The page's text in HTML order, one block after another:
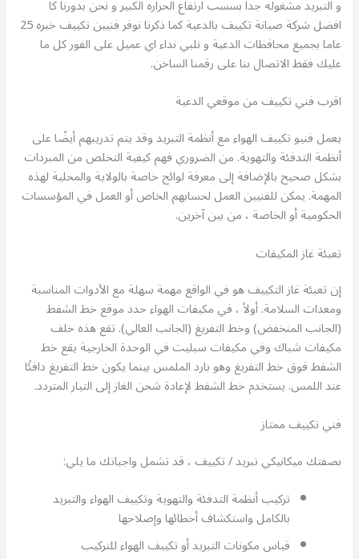
و التبريد مشغوله جدا بسسب ارتفاع الحراره الكبير و نحن بدورنا كا
افضل شركة صيانة تكييف بالدعية كما ذكرنا نوفر فنيين تكييف خبره 25
عاما بجميع محافظات الدعية و نلبي نداء اي عميل على الفور كل ما
عليك فقط الاتصال بنا على رقمنا الساخن.
اقرب فني تكييف من موقعي الدعية
يعمل فنيو تكييف الهواء مع أنظمة التبريد وقد يتم تدريبهم أيضًا على
أنظمة التدفئة والتهوية. من الضروري فهم كيفية التخلص من المبردات
بشكل صحيح بالإضافة إلى معرفة لوائح خاصة بالولاية والمحلية لهذه
المهمة. يمكن للفنيين العمل لحسابهم الخاص أو العمل في المؤسسات
الحكومية أو الخاصة ، من بين آخرين.
تعبئة غاز المكيفات
إن تعبئة غاز التكييف هو في الواقع مهمة سهلة مع الأدوات المناسبة
ومعدات السلامة. أولاً ، في مكيفات الهواء حدد موقع خط الشفط
(الجانب المنخفض) وخط التفريغ (الجانب العالي). تقع هذه خلف
مكيفات شباك وفي مكيفات سبليت في الوحدة الخارجية يقع خط
الشفط فوق خط التفريغ وهو بارد الملمس بينما يكون خط التفريغ دافئًا
عند اللمس. يستخدم خط الشفط لإعادة شحن الغاز إلى التيار المتردد.
فني تكييف ممتاز
بصفتك ميكانيكي تبريد / تكييف ، قد تشمل واجباتك ما يلي:
تركيب أنظمة التدفئة والتهوية وتكييف الهواء والتبريد
بالكامل واستكشاف أخطائها وإصلاحها
قياس مكونات التبريد أو تكييف الهواء للتركيب